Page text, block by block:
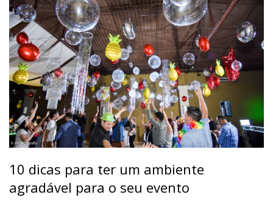
10 dicas para ter um ambiente
agradável para o seu evento